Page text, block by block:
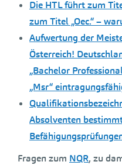
Die HTL führt zum
zum Titel „Oec.“ –
Aufwertung der
Österreich!
„Bachelor
„Msr“
Absolventen
Fragen zum NQR, zu